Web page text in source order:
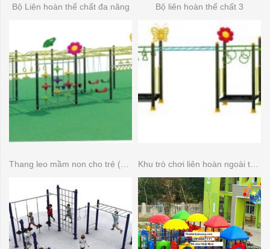
Bộ Liên hoàn thể chất đa năng Bộ liên hoàn thể chất 3